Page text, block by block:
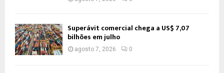
Superávit comercial chega a US$ 7,07
bilhões em julho
agosto 7, 2026 0